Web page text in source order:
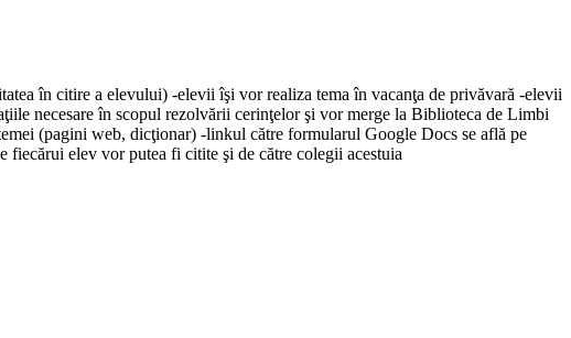
în citire a elevului) -elevii îşi vor realiza tema în vacanţa de privăvară -elevii
necesare în scopul rezolvării cerinţelor şi vor merge la Biblioteca de Limbi
(pagini web, dicţionar) -linkul către formularul Google Docs se află pe
fiecărui elev vor putea fi citite şi de către colegii acestuia